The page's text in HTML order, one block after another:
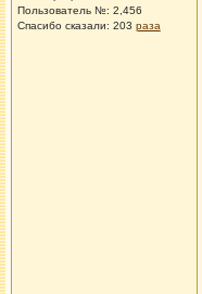
Пользователь №: 2,456
Спасибо сказали: 203 раза